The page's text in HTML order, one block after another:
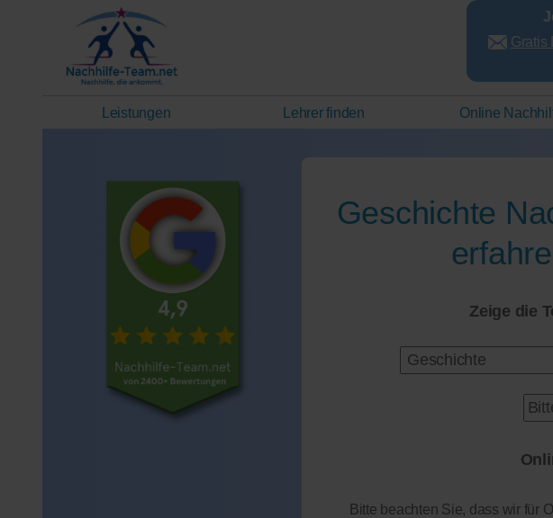
Gratis
Leistungen Lehrer finden Online
Geschichte
Zeige die
Bitte beachten Sie, dass wir für